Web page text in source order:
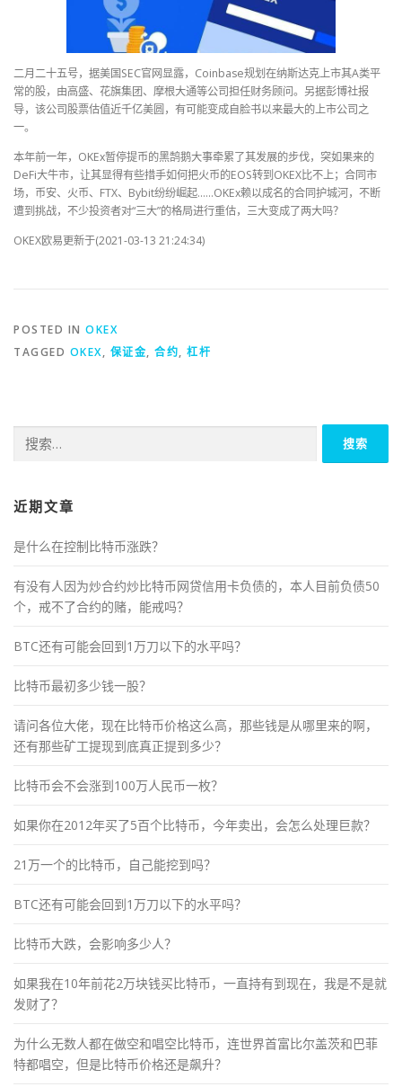
二月二十五号，据美国SEC官网显露，Coinbase规划在纳斯达克上市其A类平
常的股，由高盛、花旗集团、摩根大通等公司担任财务顾问。另据彭博社报
导，该公司股票估值近千亿美圆，有可能变成自脸书以来最大的上市公司之
一。
本年前一年，OKEx暂停提币的黑鹄鹅大事牵累了其发展的步伐，突如果来的
DeFi大牛市，让其显得有些措手如何把火币的EOS转到OKEX比不上；合同市
场，币安、火币、FTX、Bybit纷纷崛起……OKEx赖以成名的合同护城河，不断
遭到挑战，不少投资者对“三大”的格局进行重估，三大变成了两大吗？
OKEX欧易更新于(2021-03-13 21:24:34)
POSTED IN OKEX
TAGGED OKEX, 保证金, 合约, 杠杆
索：
近期文章
是什么在控制比特币涨跌？
有没有人因为炒合约炒比特币网贷信用卡负债的，本人目前负债50
个，戒不了合约的赌，能戒吗？
BTC还有可能会回到1万刀以下的水平吗？
比特币最初多少钱一股？
请问各位大佬，现在比特币价格这么高，那些钱是从哪里来的啊，
还有那些矿工提现到底真正提到多少？
比特币会不会涨到100万人民币一枚？
如果你在2012年买了5百个比特币，今年卖出，会怎么处理巨款？
21万一个的比特币，自己能挖到吗？
BTC还有可能会回到1万刀以下的水平吗？
比特币大跌，会影响多少人？
如果我在10年前花2万块钱买比特币，一直持有到现在，我是不是就
发财了？
为什么无数人都在做空和唱空比特币，连世界首富比尔盖茨和巴菲
特都唱空，但是比特币价格还是飙升？